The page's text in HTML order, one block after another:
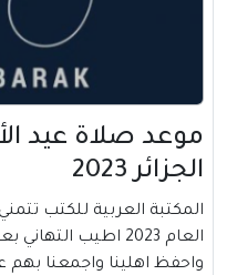
موعد صلاة عيد
الجزائر 2023
المكتبة العربية للكتب
العام 2023 اطيب
واحفظ اهلينا واجمعنا بهم